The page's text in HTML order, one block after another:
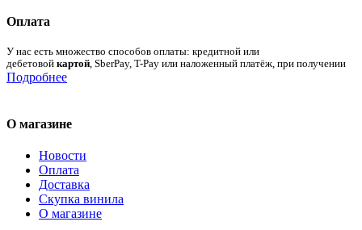
Оплата
У нас есть множество способов оплаты: кредитной или
дебетовой картой, SberPay, T-Pay или наложенный платёж, при получении
Подробнее
О магазине
Новости
Оплата
Доставка
Скупка винила
О магазине